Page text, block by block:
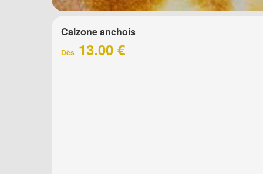
Calzone anchois
Dès 13.00 €